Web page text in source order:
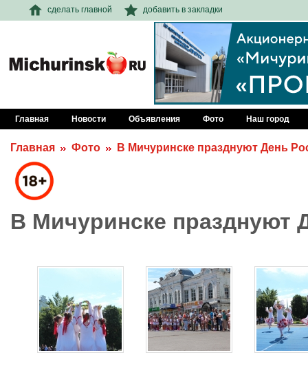
сделать главной добавить в закладки
Главная Новости Объявления Фото Наш город
Главная Фото В Мичуринске празднуют День
В Мичуринске празднуют